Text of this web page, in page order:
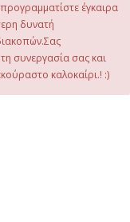
έγκαιρα
δυνατή
συνεργασία σας και
καλοκαίρι.! :)